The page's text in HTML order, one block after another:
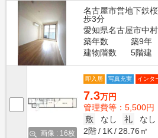
名古屋市営地下鉄
歩3分
愛知県名古屋市中
築年数
築9年
建物階数
5階建
画像 : 16枚
即入居 写真充実 インタ
7.3万円
管理費等：5,500円
敷
なし 礼
なし
2階
1K 28.76㎡